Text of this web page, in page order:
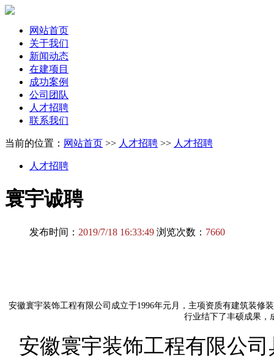
网站首页
关于我们
新闻动态
在建项目
成功案例
公司团队
人才招聘
联系我们
当前的位置： 网站首页 >> 人才招聘 >> 人才招聘
人才招聘
寰宇诚聘
发布时间： 2019/7/18 16:33:49 浏览次数： 7660
安徽寰宇装饰工程有限公司成立于1996年元月，主项资质有建筑装修
行业结下了丰硕成果，
安徽寰宇装饰工程有限公